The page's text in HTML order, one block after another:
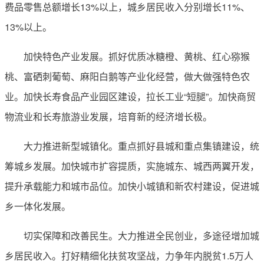
费品零售总额增长13%以上，城乡居民收入分别增长11%、
13%以上。
加快特色产业发展。抓好优质冰糖橙、黄桃、红心猕猴
桃、富硒刺葡萄、麻阳白鹅等产业化经营，做大做强特色农
业。加快长寿食品产业园区建设，拉长工业“短腿”。加快商贸
物流业和长寿旅游业发展，培育新的经济增长极。
大力推进新型城镇化。重点抓好县城和重点集镇建设，统
筹城乡发展。加快城市扩容提质，实施城东、城西两翼开发，
提升承载能力和城市品位。加快小城镇和新农村建设，促进城
乡一体化发展。
切实保障和改善民生。大力推进全民创业，多途径增加城
乡居民收入。打好精细化扶贫攻坚战，力争年内脱贫1.5万人